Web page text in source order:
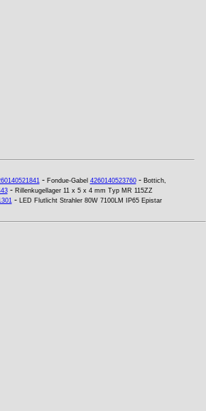
- Fondue-Gabel 4260140523760- Bottich,
- Rillenkugellager 11 x 5 x 4 mm Typ MR 115ZZ
- LED Flutlicht Strahler 80W 7100LM IP65 Epistar